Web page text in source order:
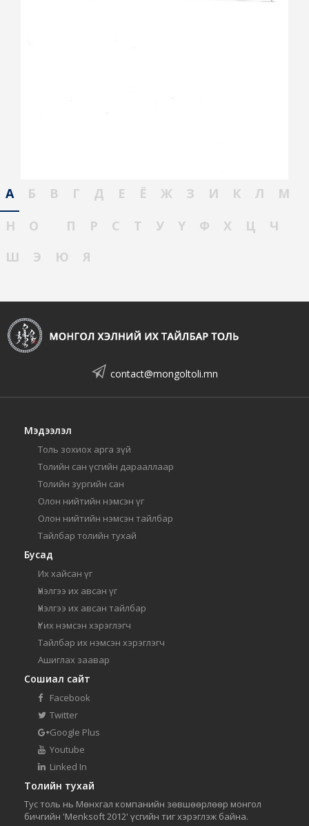
А Б В Г Д Е Ё Ж З И К Л
М
Н
О П Р С Т У Ү Ф Х Ц
Ч
Ш
Э Ю Я
contact@mongoltoli.mn
Мэдээлэл
Толь зохиох арга зүй
Толийн сан үсгийн дарааллаар
Толийн зургийн сан
Олон нийтийн нэмсэн үг
Олон нийтийн нэмсэн тайлбар
Тайлбар толийн тухай
Бусад
Их хайсан үг
Үнэлгээ их авсан үг
Үнэлгээ их авсан тайлбар
Үг их нэмсэн хэрэглэгч
Тайлбар их нэмсэн хэрэглэгч
Ашиглах заавар
Сошиал сайт
Facebook
Twitter
Google Plus
Youtube
Linked In
Толийн тухай
Тус толь нь Мөнхгал компанийн зөвшөөрлөөр монгол
бичгийн 'Menksoft 2012' үсгийн тиг хэрэглэж байна.